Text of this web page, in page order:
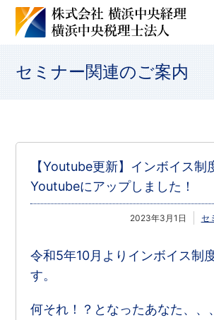
セミナー関連のご案内
【Youtube更新】インボイス制
Youtubeにアップしました！
2023年3月1日 セ
令和5年10月よりインボイス制
す。
何それ！？となったあなた、、